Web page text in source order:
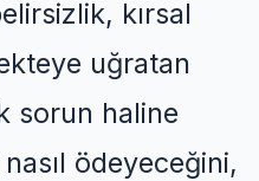
kırsal
uğratan
sorun haline
nasıl ödeyeceğini,